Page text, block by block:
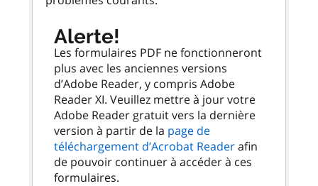
Alerte!
Les formulaires PDF ne fonctionneront
plus avec les anciennes versions
d’Adobe Reader, y compris Adobe
Reader XI. Veuillez mettre à jour votre
Adobe Reader gratuit vers la dernière
version à partir de la page de
téléchargement d’Acrobat Readerafin
de pouvoir continuer à accéder à ces
formulaires.